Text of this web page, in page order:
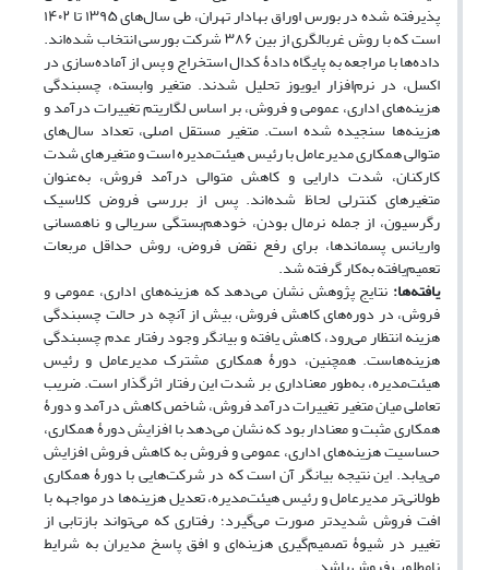
پذیرفته شده در بورس اوراق بهادار تهران، طی سال‌های ۱۳۹۵ تا ۱۴۰۲
است که با روش غربالگری از بین ۳۸۶ شرکت بورسی انتخاب شده‌اند.
داده‌ها با مراجعه به پایگاه دادۀ کدال استخراج و پس از آماده‌سازی در
اکسل، در نرم‌افزار ایویوز تحلیل شدند. متغیر وابسته، چسبندگی
هزینه‌های اداری، عمومی و فروش، بر اساس لگاریتم تغییرات درآمد و
هزینه‌ها سنجیده شده است. متغیر مستقل اصلی، تعداد سال‌های
متوالی همکاری مدیرعامل با رئیس هیئت‌مدیره است و متغیرهای شدت
کارکنان، شدت دارایی و کاهش متوالی درآمد فروش، به‌عنوان
متغیرهای کنترلی لحاظ شده‌اند. پس از بررسی فروض کلاسیک
رگرسیون، از جمله نرمال بودن، خودهم‌بستگی سریالی و ناهمسانی
واریانس پسماندها، برای رفع نقض فروض، روش حداقل مربعات
تعمیم‌یافته به‌کار گرفته شد.
یافته‌ها: نتایج پژوهش نشان می‌دهد که هزینه‌های اداری، عمومی و
فروش، در دوره‌های کاهش فروش، بیش از آنچه در حالت چسبندگی
هزینه انتظار می‌رود، کاهش یافته و بیانگر وجود رفتار عدم چسبندگی
هزینه‌هاست. همچنین، دورۀ همکاری مشترک مدیرعامل و رئیس
هیئت‌مدیره، به‌طور معناداری بر شدت این رفتار اثرگذار است. ضریب
تعاملی میان متغیر تغییرات درآمد فروش، شاخص کاهش درآمد و دورۀ
همکاری مثبت و معنادار بود که نشان می‌دهد با افزایش دورۀ همکاری،
حساسیت هزینه‌های اداری، عمومی و فروش به کاهش فروش افزایش
می‌یابد. این نتیجه بیانگر آن است که در شرکت‌هایی با دورۀ همکاری
طولانی‌تر مدیرعامل و رئیس هیئت‌مدیره، تعدیل هزینه‌ها در مواجهه با
افت فروش شدیدتر صورت می‌گیرد؛ رفتاری که می‌تواند بازتابی از
تغییر در شیوۀ تصمیم‌گیری هزینه‌ای و افق پاسخ مدیران به شرایط